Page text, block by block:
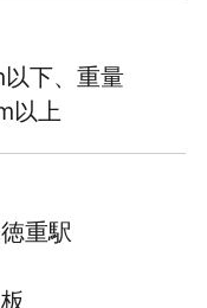
下、重量
以上
重駅